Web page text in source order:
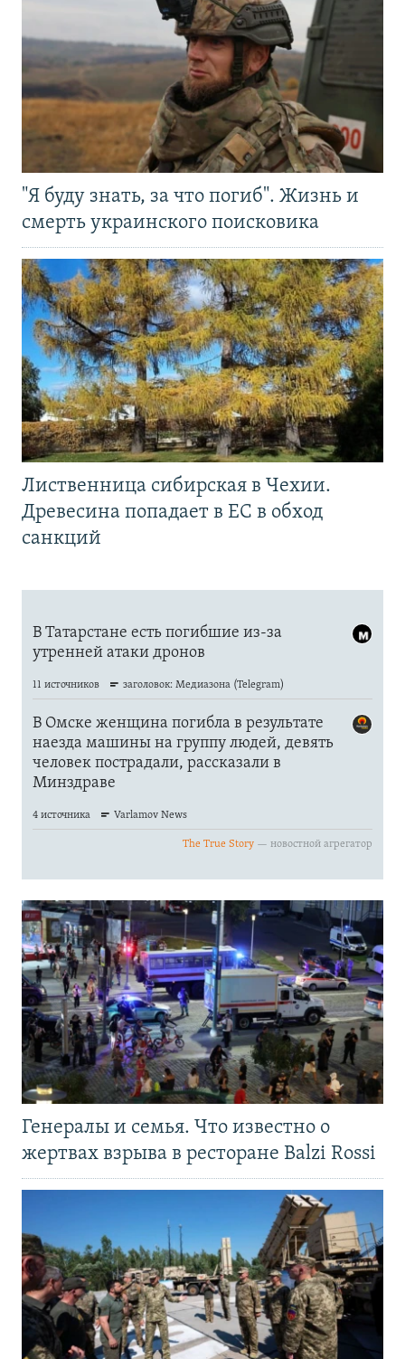
"Я буду знать, за что погиб". Жизнь и
смерть украинского поисковика
Лиственница сибирская в Чехии.
Древесина попадает в ЕС в обход
санкций
Генералы и семья. Что известно о
жертвах взрыва в ресторане Balzi Rossi